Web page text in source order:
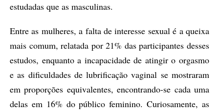
estudadas que as masculinas.
Entre as mulheres, a falta de interesse sexual é a queixa
mais comum, relatada por 21% das participantes desses
estudos, enquanto a incapacidade de atingir o orgasmo
e as dificuldades de lubrificação vaginal se mostraram
em proporções equivalentes, encontrando-se cada uma
delas em 16% do público feminino. Curiosamente, as